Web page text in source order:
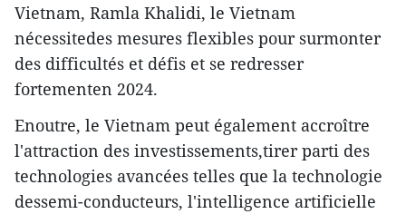
Vietnam, Ramla Khalidi, le Vietnam
nécessitedes mesures flexibles pour surmonter
des difficultés et défis et se redresser
fortementen 2024.
Enoutre, le Vietnam peut également accroître
l'attraction des investissements,tirer parti des
technologies avancées telles que la technologie
dessemi-conducteurs, l'intelligence artificielle